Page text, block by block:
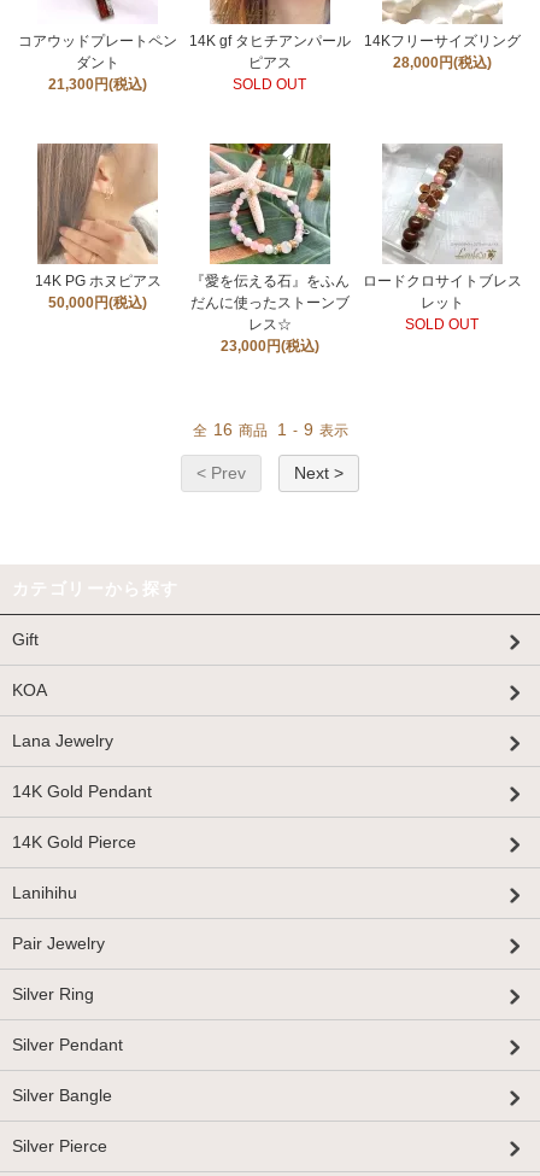
コアウッドプレートペン
ダント
21,300円(税込)
14K gf タヒチアンパール
ピアス
SOLD OUT
14Kフリーサイズリング
28,000円(税込)
14K PG ホヌピアス
50,000円(税込)
『愛を伝える石』をふん
だんに使ったストーンブ
レス☆
23,000円(税込)
ロードクロサイトブレス
レット
SOLD OUT
全 16 商品 1 - 9 表示
< Prev Next >
カテゴリーから探す
Gift
KOA
Lana Jewelry
14K Gold Pendant
14K Gold Pierce
Lanihihu
Pair Jewelry
Silver Ring
Silver Pendant
Silver Bangle
Silver Pierce